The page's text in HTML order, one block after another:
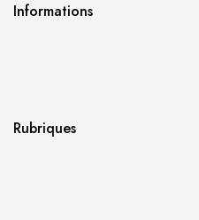
Informations
Rubriques